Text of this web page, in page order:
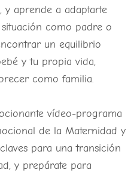
y aprende a adaptarte
como padre o
un equilibrio
y tu propia vida,
como familia.
vídeo-programa
de la Maternidad y
para una transición
y prepárate para